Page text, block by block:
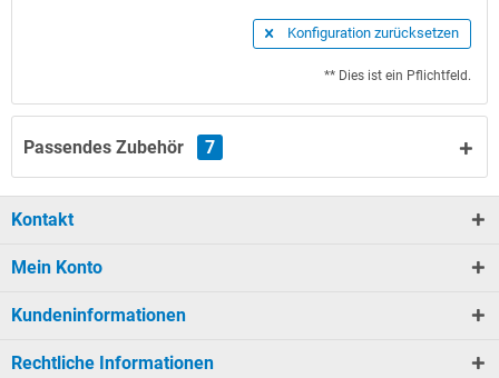
Konfiguration zurücksetzen
** Dies ist ein Pflichtfeld.
Passendes Zubehör 7
Kontakt
Mein Konto
Kundeninformationen
Rechtliche Informationen